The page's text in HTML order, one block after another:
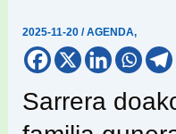
2025-11-20/AGENDA,
Sarrera